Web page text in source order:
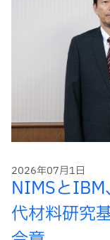
2026年07月1日
NIMSと
代材料研究